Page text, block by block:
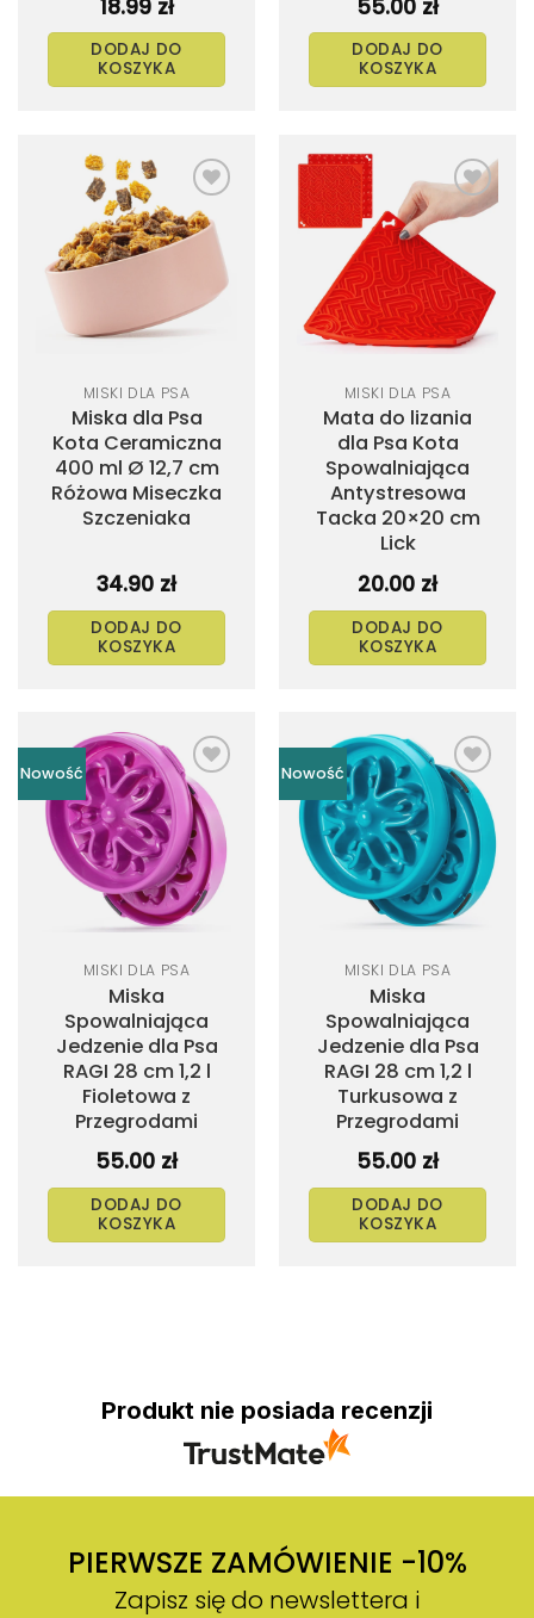
18.99 zł
DODAJ DO
KOSZYKA
55.00 zł
DODAJ DO
KOSZYKA
Dodaj
do
listy
życzeń
MISKI DLA PSA
Miska dla Psa
Kota Ceramiczna
400 ml Ø 12,7 cm
Różowa Miseczka
Szczeniaka
34.90 zł
DODAJ DO
KOSZYKA
Dodaj
życzeń
MISKI DLA PSA
Mata do lizania
dla Psa Kota
Spowalniająca
Antystresowa
Tacka 20×20 cm
Lick
20.00 zł
DODAJ DO
KOSZYKA
Nowość
Dodaj
do
listy
życzeń
MISKI DLA PSA
Miska
Spowalniająca
Jedzenie dla Psa
RAGI 28 cm 1,2 l
Fioletowa z
Przegrodami
55.00 zł
DODAJ DO
KOSZYKA
Nowość
Dodaj
do
listy
życzeń
MISKI DLA PSA
Miska
Spowalniająca
Jedzenie dla Psa
RAGI 28 cm 1,2 l
Turkusowa z
Przegrodami
55.00 zł
DODAJ DO
KOSZYKA
Produkt nie posiada recenzji
PIERWSZE ZAMÓWIENIE -10%
Zapisz się do newslettera i